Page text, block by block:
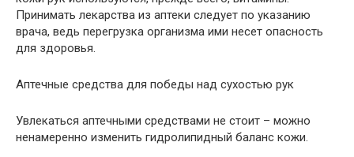
Принимать лекарства из аптеки следует по указанию
врача, ведь перегрузка организма ими несет опасность
для здоровья.
Аптечные средства для победы над сухостью рук
Увлекаться аптечными средствами не стоит – можно
ненамеренно изменить гидролипидный баланс кожи.